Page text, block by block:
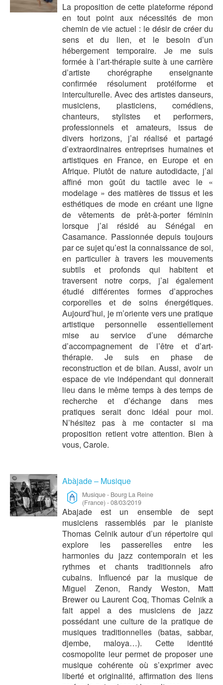
La proposition de cette plateforme répond
en tout point aux nécessités de mon
chemin de vie actuel : le désir de créer du
sens et du lien, et le besoin d’un
hébergement temporaire. Je me suis
formée à l’art-thérapie suite à une carrière
d’artiste chorégraphe enseignante
confirmée résolument protéiforme et
interculturelle. Avec des artistes danseurs,
musiciens, plasticiens, comédiens,
chanteurs, stylistes et performers,
professionnels et amateurs, issus de
divers horizons, j’ai réalisé et partagé
d’extraordinaires entreprises humaines et
artistiques en France, en Europe et en
Afrique. Plutôt de nature autodidacte, j’ai
affiné mon goût du tactile avec le «
modelage » des matières de tissus et les
esthétiques de mode en créant une ligne
de vêtements de prêt-à-porter féminin
lorsque j’ai résidé au Sénégal en
Casamance. Passionnée depuis toujours
par ce sujet qu’est la connaissance de soi,
en particulier à travers les mouvements
subtils et profonds qui habitent et
traversent notre corps, j’ai également
étudié différentes formes d’approches
corporelles et de soins énergétiques.
Aujourd’hui, je m’oriente vers une pratique
artistique personnelle essentiellement
mise au service d’une démarche
d’accompagnement de l’être et d’art-
thérapie. Je suis en phase de
reconstruction et de bilan. Aussi, avoir un
espace de vie indépendant qui donnerait
lieu dans le même temps à des temps de
recherche et d’échange dans mes
pratiques serait donc idéal pour moi.
N’hésitez pas à me contacter si ma
proposition retient votre attention. Bien à
vous, Carole.
Abàjade – Musique
Musique- Bourg La Reine
(France) -08/03/2019
Abajade est un ensemble de sept
musiciens rassemblés par le pianiste
Thomas Celnik autour d’un répertoire qui
explore les passerelles entre les
harmonies du jazz contemporain et les
rythmes et chants traditionnels afro
cubains. Influencé par la musique de
Miguel Zenon, Randy Weston, Matt
Brewer ou Laurent Coq, Thomas Celnik a
fait appel a des musiciens de jazz
possédant une culture de la pratique de
musiques traditionnelles (batas, sabbar,
djembe, maloya…). Cette identité
cosmopolite leur permet de proposer une
musique cohérente où s’exprimer avec
liberté et originalité, affirmation des liens